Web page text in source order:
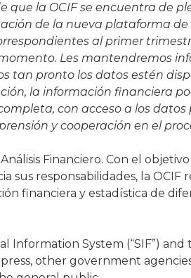
que la OCIF se encuentra de
de la nueva plataforma de
al primer
Les mantendremos
tan pronto los datos estén
la información financiera
con acceso a los
y cooperación en el
Financiero. Con el
sus responsabilidades, la OCIF
financiera y estadística de
Information System (“SIF”)
other government